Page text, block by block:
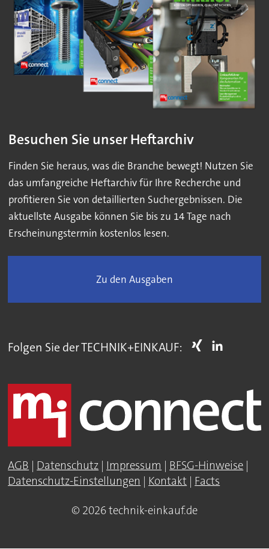
Besuchen Sie unser Heftarchiv
Finden Sie heraus, was die Branche bewegt! Nutzen Sie
das umfangreiche Heftarchiv für Ihre Recherche und
profitieren Sie von detaillierten Suchergebnissen. Die
aktuellste Ausgabe können Sie bis zu 14 Tage nach
Erscheinungstermin kostenlos lesen.
Zu den Ausgaben
Folgen Sie der TECHNIK+EINKAUF:
AGB | Datenschutz | Impressum | BFSG-Hinweise |
Datenschutz-Einstellungen | Kontakt | Facts
© 2026 technik-einkauf.de